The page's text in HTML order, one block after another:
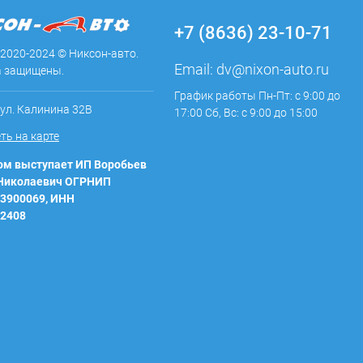
2024 © Никсон-авто.
защищены.
Калинина 32В
на карте
выступает ИП Воробьев
ОГРНИП
ИНН
+7 (8636) 23-10-71
Email: dv@nixon-auto.ru
График работы Пн-Пт: с 9:00 до
17:00 Сб, Вс: с 9:00 до 15:00